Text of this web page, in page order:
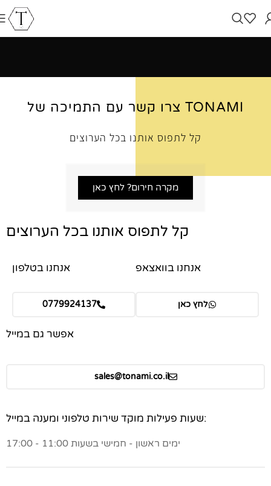
צרו קשר עם התמיכה של TONAMI
קל לתפוס אותנו בכל הערוצים
מקרה חירום? לחץ כאן
קל לתפוס אותנו בכל הערוצים
אנחנו בטלפון
0779924137
אנחנו בוואצאפ
לחץ כאן
אפשר גם במייל
sales@tonami.co.il
שעות פעילות מוקד שירות טלפוני ומענה במייל:
ימים ראשון - חמישי בשעות 11:00 - 17:00